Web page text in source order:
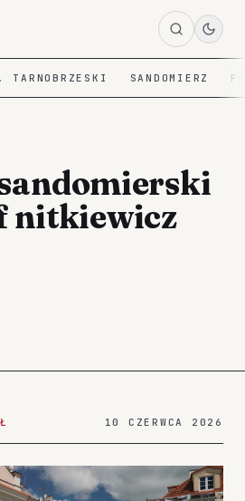
TARNOBRZESKI SANDOMIERZ
nitkiewicz
10 CZERWCA 2026